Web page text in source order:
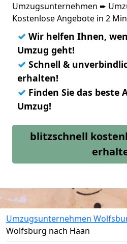
Umzugsunternehmen ➨
Kostenlose Angebote in 2
✓ Wir helfen Ihnen,
Umzug geht!
✓ Schnell &
erhalten!
✓ Finden Sie das beste
Umzug!
blitzschnell
Umzugsunternehmen
Wolfsburg nach Haan